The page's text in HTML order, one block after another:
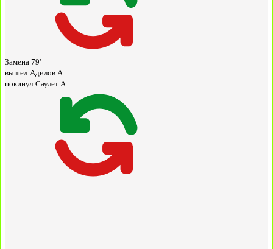
Замена 79'
вышел:Адилов А
покинул:Саулет А